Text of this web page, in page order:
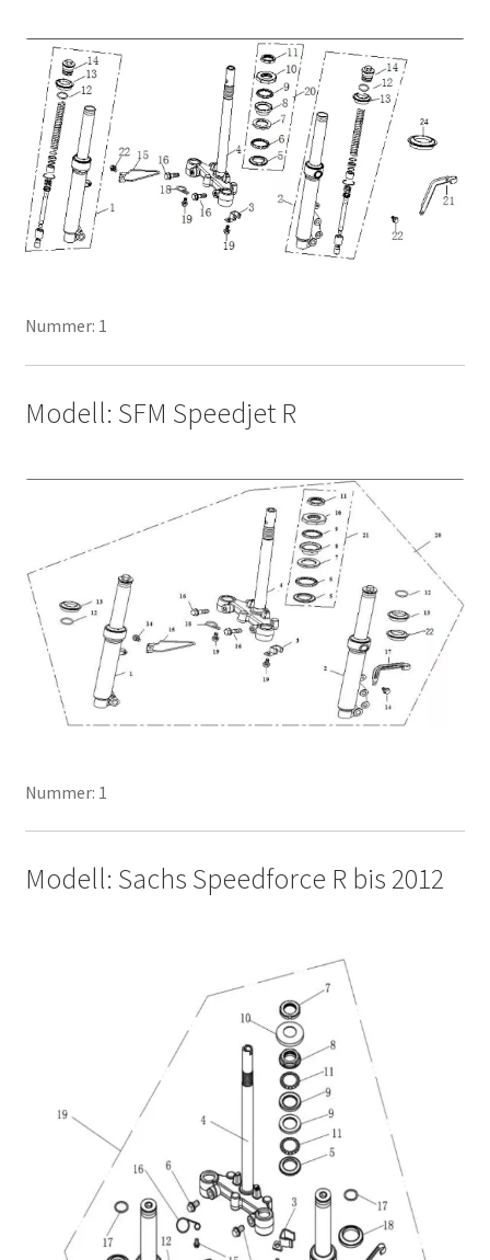
Nummer: 1
Modell: SFM Speedjet R
Nummer: 1
Modell: Sachs Speedforce R bis 2012